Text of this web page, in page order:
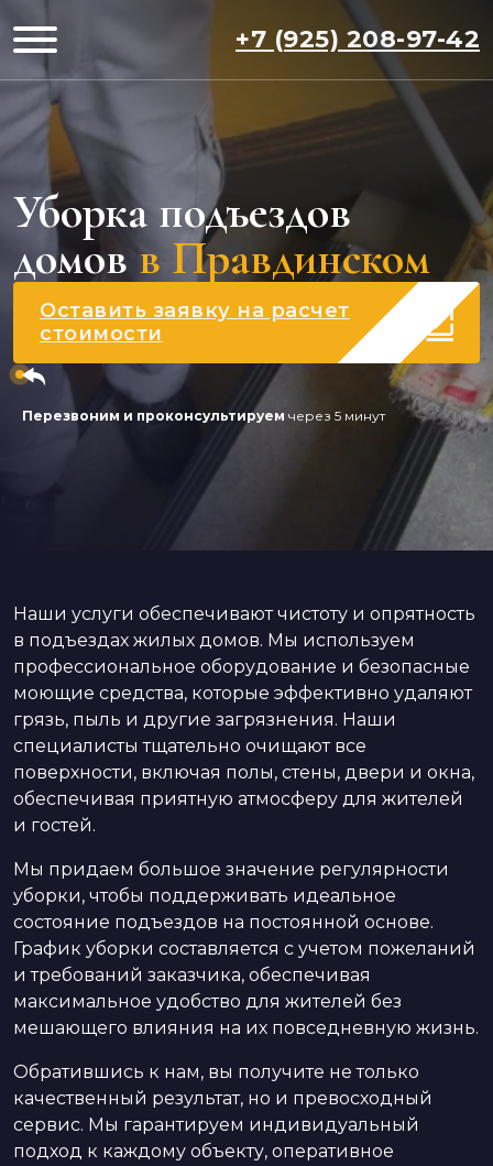
+7 (925) 208-97-42
Уборка подъездов
домов в Правдинском
Оставить заявку на расчет
стоимости
Перезвоним и проконсультируем через 5 минут
Наши услуги обеспечивают чистоту и опрятность
в подъездах жилых домов. Мы используем
профессиональное оборудование и безопасные
моющие средства, которые эффективно удаляют
грязь, пыль и другие загрязнения. Наши
специалисты тщательно очищают все
поверхности, включая полы, стены, двери и окна,
обеспечивая приятную атмосферу для жителей
и гостей.
Мы придаем большое значение регулярности
уборки, чтобы поддерживать идеальное
состояние подъездов на постоянной основе.
График уборки составляется с учетом пожеланий
и требований заказчика, обеспечивая
максимальное удобство для жителей без
мешающего влияния на их повседневную жизнь.
Обратившись к нам, вы получите не только
качественный результат, но и превосходный
сервис. Мы гарантируем индивидуальный
подход к каждому объекту, оперативное